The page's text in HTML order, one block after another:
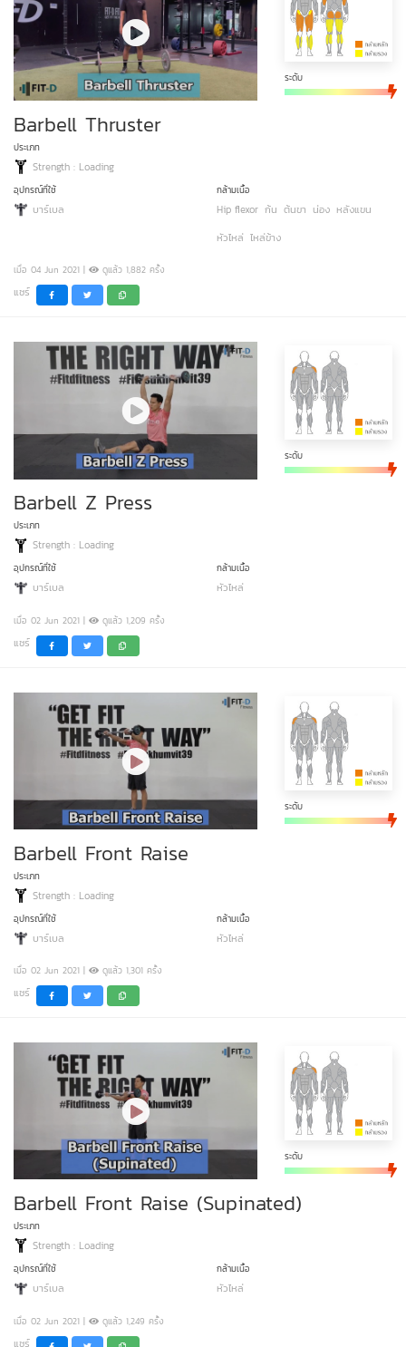
ระดับ
Barbell Thruster
ประเภท
Strength : Loading
อุปกรณ์ที่ใช้
บาร์เบล
กล้ามเนื้อ
Hip flexor ก้น ต้นขา น่อง หลังแขน
หัวไหล่ ไหล่ข้าง
เมื่อ 04 Jun 2021 | ดูแล้ว 1,882 ครั้ง
แชร์
ระดับ
Barbell Z Press
ประเภท
Strength : Loading
อุปกรณ์ที่ใช้
บาร์เบล
กล้ามเนื้อ
หัวไหล่
เมื่อ 02 Jun 2021 | ดูแล้ว 1,209 ครั้ง
แชร์
ระดับ
Barbell Front Raise
ประเภท
Strength : Loading
อุปกรณ์ที่ใช้
บาร์เบล
กล้ามเนื้อ
หัวไหล่
เมื่อ 02 Jun 2021 | ดูแล้ว 1,301 ครั้ง
แชร์
ระดับ
Barbell Front Raise (Supinated)
ประเภท
Strength : Loading
อุปกรณ์ที่ใช้
บาร์เบล
กล้ามเนื้อ
หัวไหล่
เมื่อ 02 Jun 2021 | ดูแล้ว 1,249 ครั้ง
แชร์